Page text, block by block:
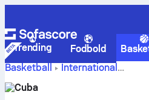
Trending Fodbold
Basketball
International
FIBA Centrobasket
stillinger, kampplan og spillere
Cuba